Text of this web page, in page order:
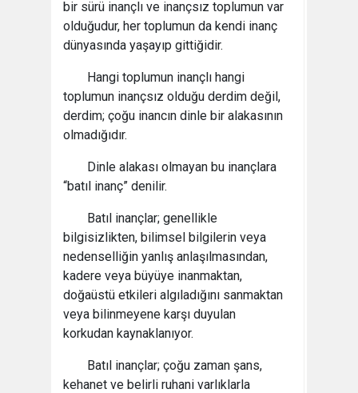
bir sürü inançlı ve inançsız toplumun var
olduğudur, her toplumun da kendi inanç
dünyasında yaşayıp gittiğidir.
Hangi toplumun inançlı hangi
toplumun inançsız olduğu derdim değil,
derdim; çoğu inancın dinle bir alakasının
olmadığıdır.
Dinle alakası olmayan bu inançlara
“batıl inanç” denilir.
Batıl inançlar; genellikle
bilgisizlikten, bilimsel bilgilerin veya
nedenselliğin yanlış anlaşılmasından,
kadere veya büyüye inanmaktan,
doğaüstü etkileri algıladığını sanmaktan
veya bilinmeyene karşı duyulan
korkudan kaynaklanıyor.
Batıl inançlar; çoğu zaman şans,
kehanet ve belirli ruhani varlıklarla